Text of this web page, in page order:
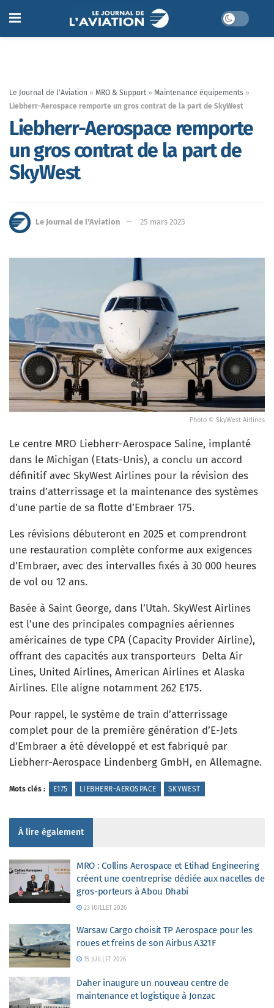
Le Journal de l'Aviation » MRO & Support » Maintenance équipements »
Liebherr-Aerospace remporte un gros contrat de la part de SkyWest
Liebherr-Aerospace remporte
un gros contrat de la part de
SkyWest
Le Journal de l'Aviation 25 mars 2025
Photo © SkyWest Airlines
Le centre MRO Liebherr-Aerospace Saline, implanté
dans le Michigan (Etats-Unis), a conclu un accord
définitif avec SkyWest Airlines pour la révision des
trains d’atterrissage et la maintenance des systèmes
d’une partie de sa flotte d’Embraer 175.
Les révisions débuteront en 2025 et comprendront
une restauration complète conforme aux exigences
d’Embraer, avec des intervalles fixés à 30 000 heures
de vol ou 12 ans.
Basée à Saint George, dans l’Utah. SkyWest Airlines
est l’une des principales compagnies aériennes
américaines de type CPA (Capacity Provider Airline),
offrant des capacités aux transporteurs Delta Air
Lines, United Airlines, American Airlines et Alaska
Airlines. Elle aligne notamment 262 E175.
Pour rappel, le système de train d’atterrissage
complet pour de la première génération d’E-Jets
d’Embraer a été développé et est fabriqué par
Liebherr-Aerospace Lindenberg GmbH, en Allemagne.
Mots clés : E175 LIEBHERR-AEROSPACE SKYWEST
À lire également
MRO : Collins Aerospace et Etihad Engineering
créent une coentreprise dédiée aux nacelles de
gros-porteurs à Abou Dhabi
23 JUILLET 2026
Warsaw Cargo choisit TP Aerospace pour les
roues et freins de son Airbus A321F
15 JUILLET 2026
Daher inaugure un nouveau centre de
maintenance et logistique à Jonzac